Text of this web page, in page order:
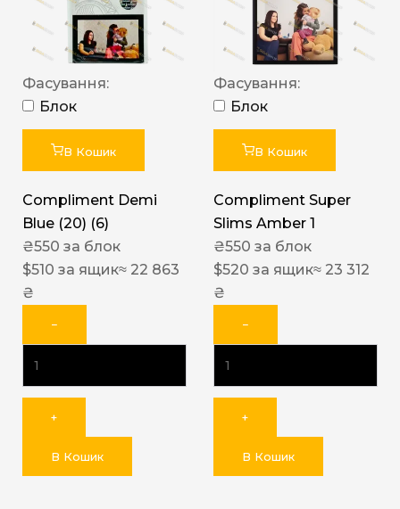
Фасування:
Блок
В Кошик
Compliment Demi
Blue (20) (6)
₴550 за блок
$510 за ящик≈ 22 863
₴
−
+
В Кошик
Фасування:
Блок
В Кошик
Compliment Super
Slims Amber 1
₴550 за блок
$520 за ящик≈ 23 312
₴
−
+
В Кошик